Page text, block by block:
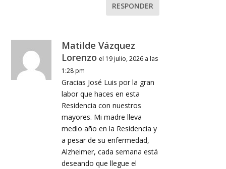
RESPONDER
Matilde Vázquez
Lorenzo el 19 julio, 2026 a las
1:28 pm
Gracias José Luis por la gran
labor que haces en esta
Residencia con nuestros
mayores. Mi madre lleva
medio año en la Residencia y
a pesar de su enfermedad,
Alzheimer, cada semana está
deseando que llegue el